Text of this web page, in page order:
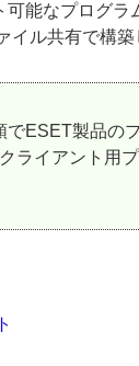
能なプログ
ル共有で構
ESET製品の
ライアント